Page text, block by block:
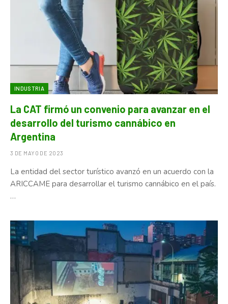
INDUSTRIA
La CAT firmó un convenio para avanzar en el
desarrollo del turismo cannábico en
Argentina
3 DE MAYO DE 2023
La entidad del sector turístico avanzó en un acuerdo con la
ARICCAME para desarrollar el turismo cannábico en el país.
…